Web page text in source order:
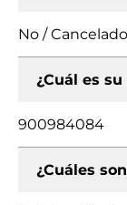
No / Cancelado
¿Cuál es su
900984084
¿Cuáles